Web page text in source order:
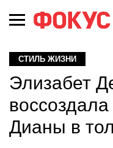
СТИЛЬ ЖИЗНИ
Элизабет
Дианы в